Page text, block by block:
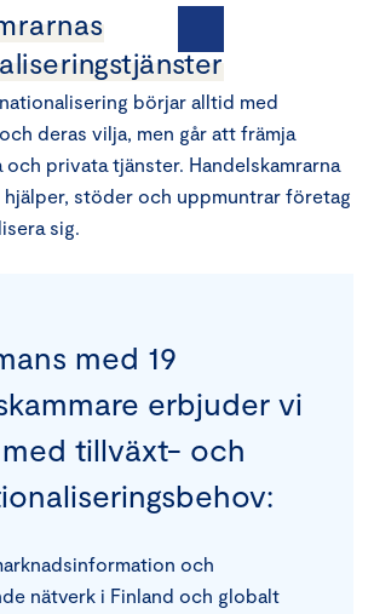
börjar alltid med
deras vilja, men går att främja
privata tjänster. Handelskamrarna
hjälper, stöder och uppmuntrar företag
sig.
med 19
erbjuder vi
tillväxt- och
och
nätverk i Finland och globalt